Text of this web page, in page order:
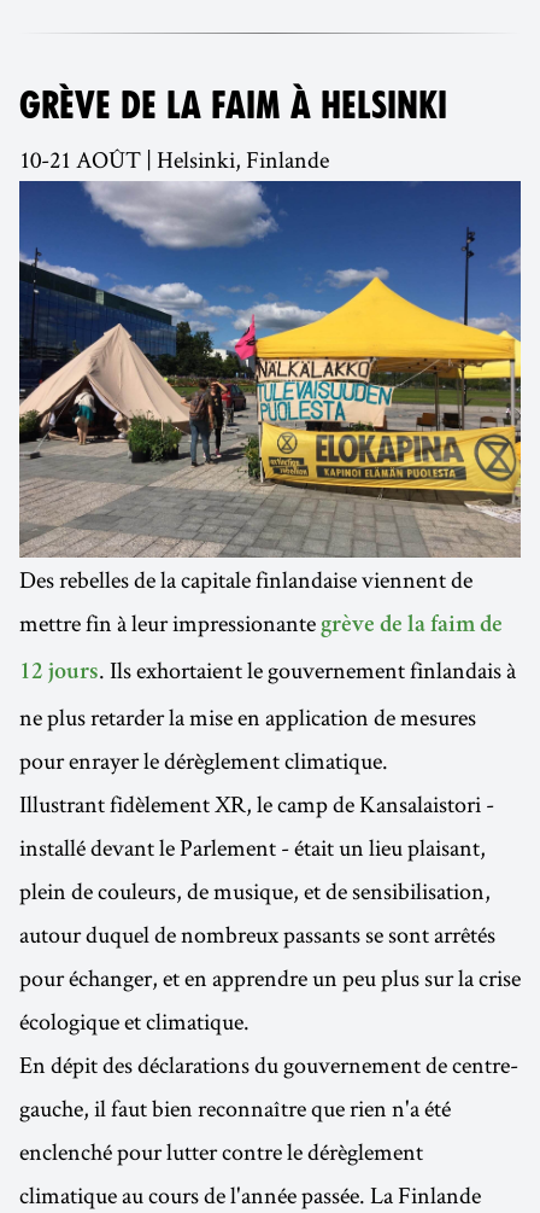
GRÈVE DE LA FAIM À HELSINKI
10-21 AOÛT | Helsinki, Finlande
Des rebelles de la capitale finlandaise viennent de
mettre fin à leur impressionante grève de la faim de
12 jours. Ils exhortaient le gouvernement finlandais à
ne plus retarder la mise en application de mesures
pour enrayer le dérèglement climatique.
Illustrant fidèlement XR, le camp de Kansalaistori -
installé devant le Parlement - était un lieu plaisant,
plein de couleurs, de musique, et de sensibilisation,
autour duquel de nombreux passants se sont arrêtés
pour échanger, et en apprendre un peu plus sur la crise
écologique et climatique.
En dépit des déclarations du gouvernement de centre-
gauche, il faut bien reconnaître que rien n'a été
enclenché pour lutter contre le dérèglement
climatique au cours de l'année passée. La Finlande